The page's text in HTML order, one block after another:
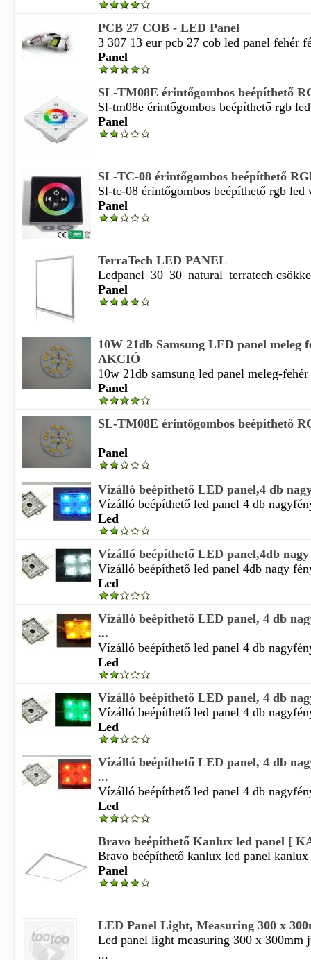
PCB 27 COB - LED Panel
3 307 13 eur pcb 27 cob led panel fehér
Panel
SL-TM08E érintőgombos beépíthető
Sl-tm08e érintőgombos beépíthető rgb
Panel
SL-TC-08 érintőgombos beépíthető
Sl-tc-08 érintőgombos beépíthető rgb led
Panel
TerraTech LED PANEL
Ledpanel_30_30_natural_terratech
Panel
10W 21db Samsung LED panel meleg
AKCIÓ
10w 21db samsung led panel meleg-
Panel
SL-TM08E érintőgombos beépíthető
Panel
Vízálló beépíthető LED panel,4 db
Vízálló beépíthető led panel 4 db
Led
Vízálló beépíthető LED panel,4db
Vízálló beépíthető led panel 4db nagy
Led
Vízálló beépíthető LED panel, 4 db
...
Vízálló beépíthető led panel 4 db
Led
Vízálló beépíthető LED panel, 4 db
Vízálló beépíthető led panel 4 db
Led
Vízálló beépíthető LED panel, 4 db
...
Vízálló beépíthető led panel 4 db
Led
Bravo beépíthető Kanlux led panel [
Bravo beépíthető kanlux led panel
Panel
LED Panel Light, Measuring 300 x
Led panel light measuring 300 x 300mm
...